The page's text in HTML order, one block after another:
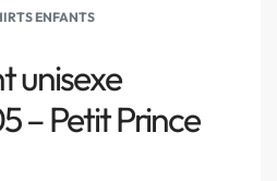
ENFANTS
unisexe
– Petit Prince